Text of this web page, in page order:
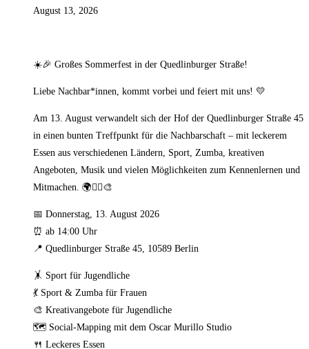
August 13, 2026
☀️🎉 Großes Sommerfest in der Quedlinburger Straße!
Liebe Nachbar*innen, kommt vorbei und feiert mit uns! 💛
Am 13. August verwandelt sich der Hof der Quedlinburger Straße 45
in einen bunten Treffpunkt für die Nachbarschaft – mit leckerem
Essen aus verschiedenen Ländern, Sport, Zumba, kreativen
Angeboten, Musik und vielen Möglichkeiten zum Kennenlernen und
Mitmachen. 🌍🏃‍♀️🎨
📅 Donnerstag, 13. August 2026
⏰ ab 14:00 Uhr
📍 Quedlinburger Straße 45, 10589 Berlin
🤸 Sport für Jugendliche
💃 Sport & Zumba für Frauen
🎨 Kreativangebote für Jugendliche
🗺️ Social-Mapping mit dem Oscar Murillo Studio
🍴 Leckeres Essen